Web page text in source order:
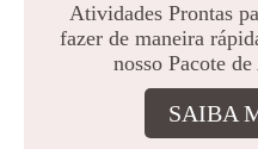
Atividades Prontas
fazer de maneira
nosso Pacote
SAIBA